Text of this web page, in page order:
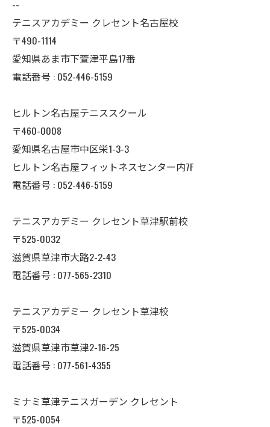
--
テニスアカデミー クレセント名古屋校
〒490-1114
愛知県あま市下萱津平島17番
電話番号 : 052-446-5159
ヒルトン名古屋テニススクール
〒460-0008
愛知県名古屋市中区栄1-3-3
ヒルトン名古屋フィットネスセンター内7F
電話番号 : 052-446-5159
テニスアカデミー クレセント草津駅前校
〒525-0032
滋賀県草津市大路2-2-43
電話番号 : 077-565-2310
テニスアカデミー クレセント草津校
〒525-0034
滋賀県草津市草津2-16-25
電話番号 : 077-561-4355
ミナミ草津テニスガーデン クレセント
〒525-0054